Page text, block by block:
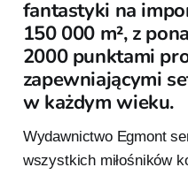
fantastyki na
150 000 m², z
2000 punktami
zapewniającymi
w każdym wieku.
Wydawnictwo Egmont
wszystkich miłośników